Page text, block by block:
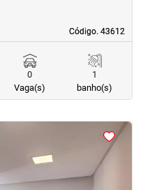
Código. 43612
Código. 43612
0
Vaga(s)
1
banho(s)